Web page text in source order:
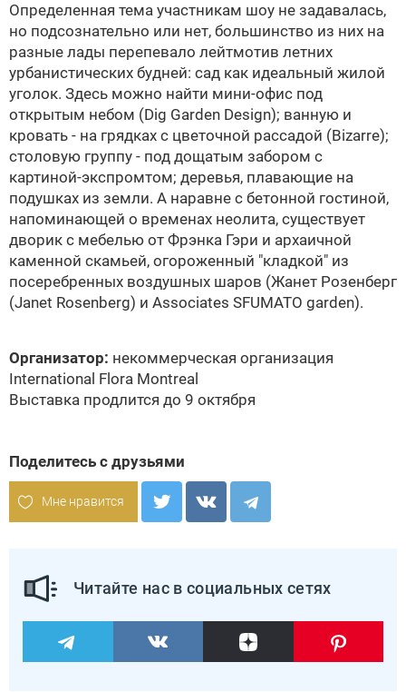
Определенная тема участникам шоу не задавалась,
но подсознательно или нет, большинство из них на
разные лады перепевало лейтмотив летних
урбанистических будней: сад как идеальный жилой
уголок. Здесь можно найти мини-офис под
открытым небом (Dig Garden Design); ванную и
кровать - на грядках с цветочной рассадой (Bizarre);
столовую группу - под дощатым забором с
картиной-экспромтом; деревья, плавающие на
подушках из земли. А наравне с бетонной гостиной,
напоминающей о временах неолита, существует
дворик с мебелью от Фрэнка Гэри и архаичной
каменной скамьей, огороженный "кладкой" из
посеребренных воздушных шаров (Жанет Розенберг
(Janet Rosenberg) и Associates SFUMATO garden).
Организатор: некоммерческая организация
International Flora Montreal
Выставка продлится до 9 октября
Поделитесь с друзьями
Мне нравится
Читайте нас в социальных сетях